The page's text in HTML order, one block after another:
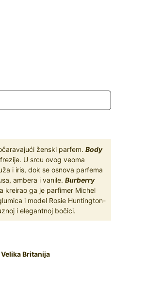
ženski parfem. Body
U srcu ovog veoma
i iris, dok se osnova parfema
ambera i vanile. Burberry
kreirao ga je parfimer Michel
i model Rosie Huntington-
i elegantnoj bočici.
Velika Britanija